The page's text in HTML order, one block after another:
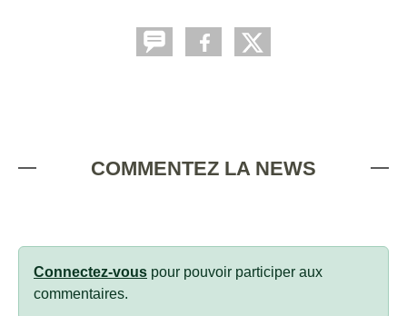
COMMENTEZ LA NEWS
Connectez-vous pour pouvoir participer aux
commentaires.